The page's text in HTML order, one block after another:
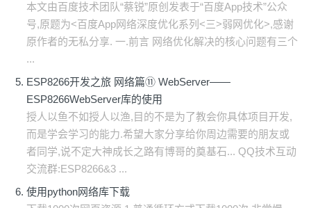
本文由百度技术团队“蔡锐”原创发表于“百度App技术”公众
号,原题为<百度App网络深度优化系列<三>弱网优化>,感谢
原作者的无私分享. 一.前言 网络优化解决的核心问题有三个
...
ESP8266开发之旅 网络篇⑪ WebServer——
ESP8266WebServer库的使用
授人以鱼不如授人以渔,目的不是为了教会你具体项目开发,
而是学会学习的能力.希望大家分享给你周边需要的朋友或
者同学,说不定大神成长之路有博哥的奠基石... QQ技术互动
交流群:ESP8266&3 ...
使用python网络库下载